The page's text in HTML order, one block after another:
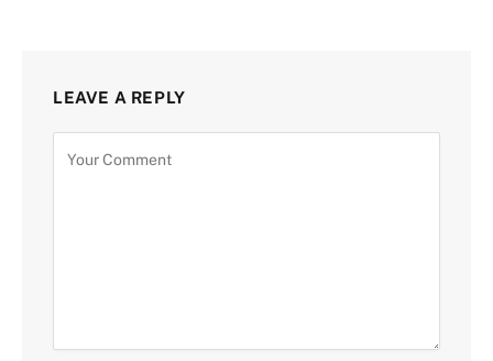
LEAVE A REPLY